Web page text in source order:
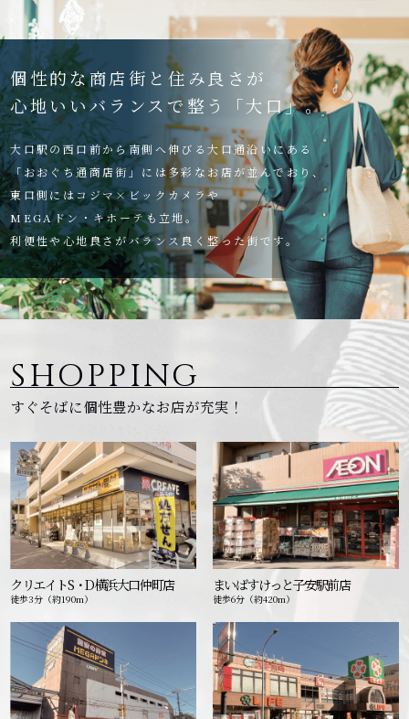
個性的な商店街と住み良さが
心地いいバランスで整う「大口」。
大口駅の西口前から南側へ伸びる大口通沿いにある
「おおぐち通商店街」には多彩なお店が並んでおり、
東口側にはコジマ×ビックカメラや
MEGAドン・キホーテも立地。
利便性や心地良さがバランス良く整った街です。
SHOPPING
すぐそばに個性豊かなお店が充実！
クリエイトS・D横浜大口仲町店
徒歩3分（約190m）
まいばすけっと子安駅前店
徒歩6分（約420m）